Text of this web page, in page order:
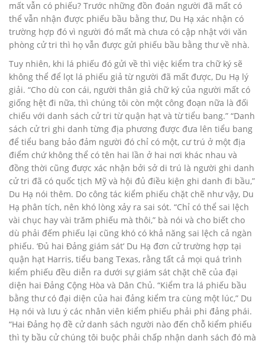
mất vẫn có phiếu? Trước những đồn đoán người đã mất có
thể vẫn nhận được phiếu bầu bằng thư, Du Hạ xác nhận có
trường hợp đó vì người đó mất mà chưa có cập nhật với văn
phòng cử tri thì họ vẫn được gửi phiếu bầu bằng thư về nhà.
Tuy nhiên, khi lá phiếu đó gửi về thì việc kiểm tra chữ ký sẽ
không thể để lọt lá phiếu giả từ người đã mất được, Du Hạ lý
giải. “Cho dù con cái, người thân giả chữ ký của người mất có
giống hệt đi nữa, thì chúng tôi còn một công đoạn nữa là đối
chiếu với danh sách cử tri từ quận hạt và từ tiểu bang.” “Danh
sách cử tri ghi danh từng địa phương được đưa lên tiểu bang
để tiểu bang bảo đảm người đó chỉ có một, cư trú ở một địa
điểm chứ không thể có tên hai lần ở hai nơi khác nhau và
đồng thời cũng được xác nhận bởi sở di trú là người ghi danh
cử tri đã có quốc tịch Mỹ và hội đủ điều kiện ghi danh đi bầu,”
Du Hạ nói thêm. Do công tác kiểm phiếu chặt chẽ như vậy, Du
Hạ phân tích, nên khó lòng xảy ra sai sót. “Chỉ có thể sai lệch
vài chục hay vài trăm phiếu mà thôi,” bà nói và cho biết cho
dù phải đếm phiếu lại cũng khó có khả năng sai lệch cả ngàn
phiếu. ‘Đủ hai Đảng giám sát’ Du Hạ đơn cử trường hợp tại
quận hạt Harris, tiểu bang Texas, rằng tất cả mọi quá trình
kiểm phiếu đều diễn ra dưới sự giám sát chặt chẽ của đại
diện hai Đảng Cộng Hòa và Dân Chủ. “Kiểm tra lá phiếu bầu
bằng thư có đại diện của hai đảng kiểm tra cùng một lúc,” Du
Hạ nói và lưu ý các nhân viên kiểm phiếu phải phi đảng phái.
“Hai Đảng họ đề cử danh sách người nào đến chỗ kiểm phiếu
thì ty bầu cử chúng tôi buộc phải chấp nhận danh sách đó mà